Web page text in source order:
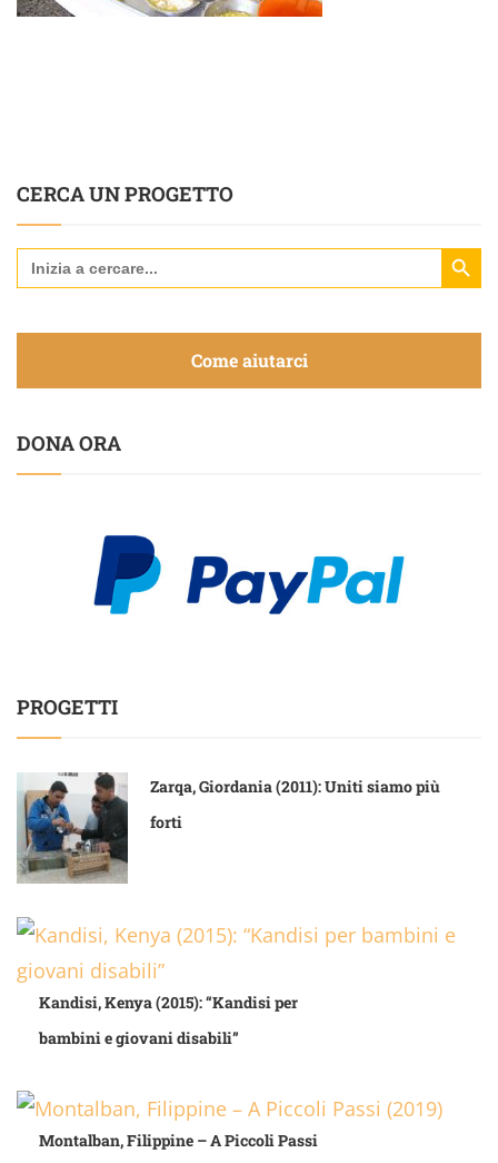
CERCA UN PROGETTO
Search
for:
Search
Come aiutarci
DONA ORA
PROGETTI
Zarqa, Giordania (2011): Uniti siamo più
forti
Kandisi, Kenya (2015): “Kandisi per
bambini e giovani disabili”
Montalban, Filippine – A Piccoli Passi